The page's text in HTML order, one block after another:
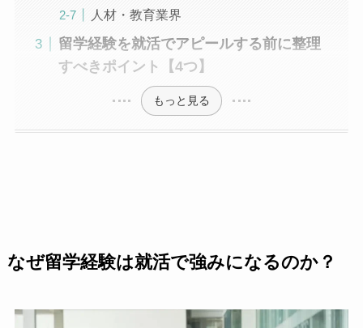
人材・教育業界
留学経験を就活でアピールする前に整理
すべきポイント【4つ】
もっと見る
なぜ留学経験は就活で強みになるのか？